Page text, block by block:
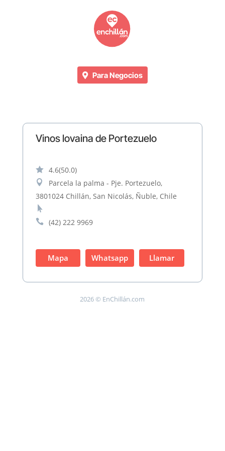
Para Negocios
Vinos lovaina de Portezuelo
 4.6(50.0)

Parcela la palma - Pje. Portezuelo,
3801024 Chillán, San Nicolás, Ñuble, Chile


(42) 222 9969
Mapa Whatsapp Llamar
2026 © EnChillán.com